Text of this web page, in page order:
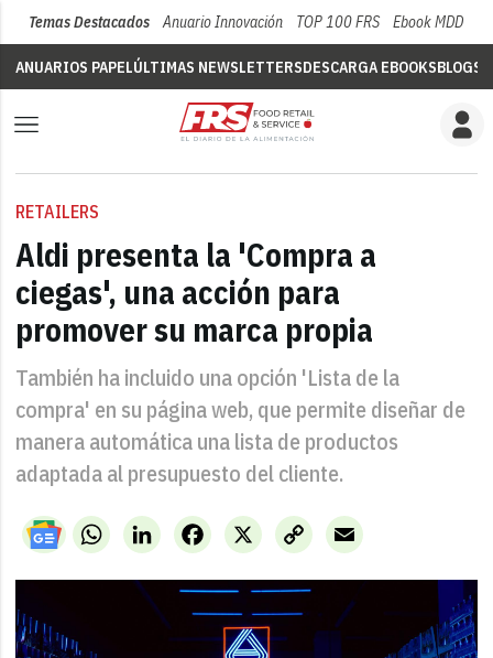
Temas Destacados Anuario Innovación TOP 100 FRS Ebook MDD
ANUARIOS PAPELÚLTIMAS NEWSLETTERSDESCARGA EBOOKSBLOGS
RETAILERS
Aldi presenta la 'Compra a
ciegas', una acción para
promover su marca propia
También ha incluido una opción 'Lista de la
compra' en su página web, que permite diseñar de
manera automática una lista de productos
adaptada al presupuesto del cliente.
WhatsAppLinkedIn X
Facebook
Copy
Link
Email